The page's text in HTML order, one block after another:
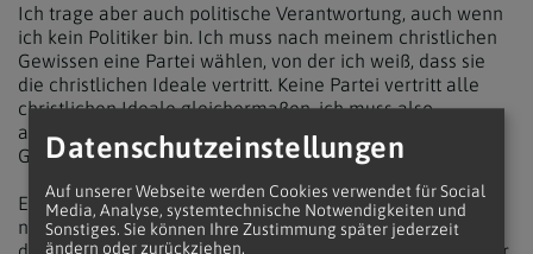
Ich trage aber auch politische Verantwortung, auch wenn
ich kein Politiker bin. Ich muss nach meinem christlichen
Gewissen eine Partei wählen, von der ich weiß, dass sie
die christlichen Ideale vertritt. Keine Partei vertritt alle
christlichen Ideale gleichermaßen, ich muss also
abwägen: Was sind die brennendsten Probleme der
Gesellschaft?
Eine Partei, die jene, die in der Gesellschaft unten stehen,
nicht fördert, sondern zu Sündenböcken macht und
Datenschutzeinstellungen
Auf unserer Webseite werden Cookies verwendet für Social
Media, Analyse, systemtechnische Notwendigkeiten und
Sonstiges. Sie können Ihre Zustimmung später jederzeit
ändern oder zurückziehen.